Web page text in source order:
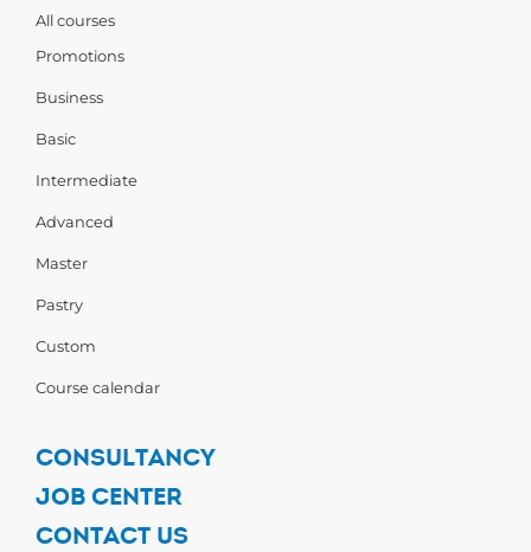
All courses
Promotions
Business
Basic
Intermediate
Advanced
Master
Pastry
Custom
Course calendar
CONSULTANCY
JOB CENTER
CONTACT US